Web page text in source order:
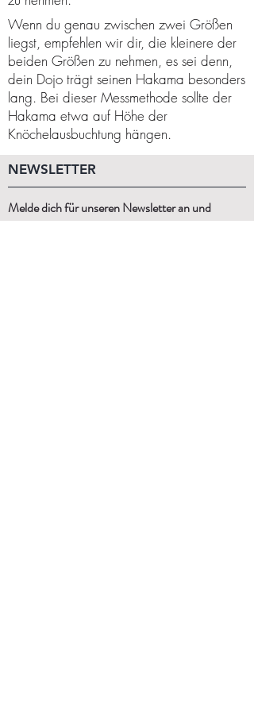
Wenn du genau zwischen zwei Größen
liegst, empfehlen wir dir, die kleinere der
beiden Größen zu nehmen, es sei denn,
dein Dojo trägt seinen Hakama besonders
lang. Bei dieser Messmethode sollte der
Hakama etwa auf Höhe der
Knöchelausbuchtung hängen.
NEWSLETTER
Melde dich für unseren Newsletter an und